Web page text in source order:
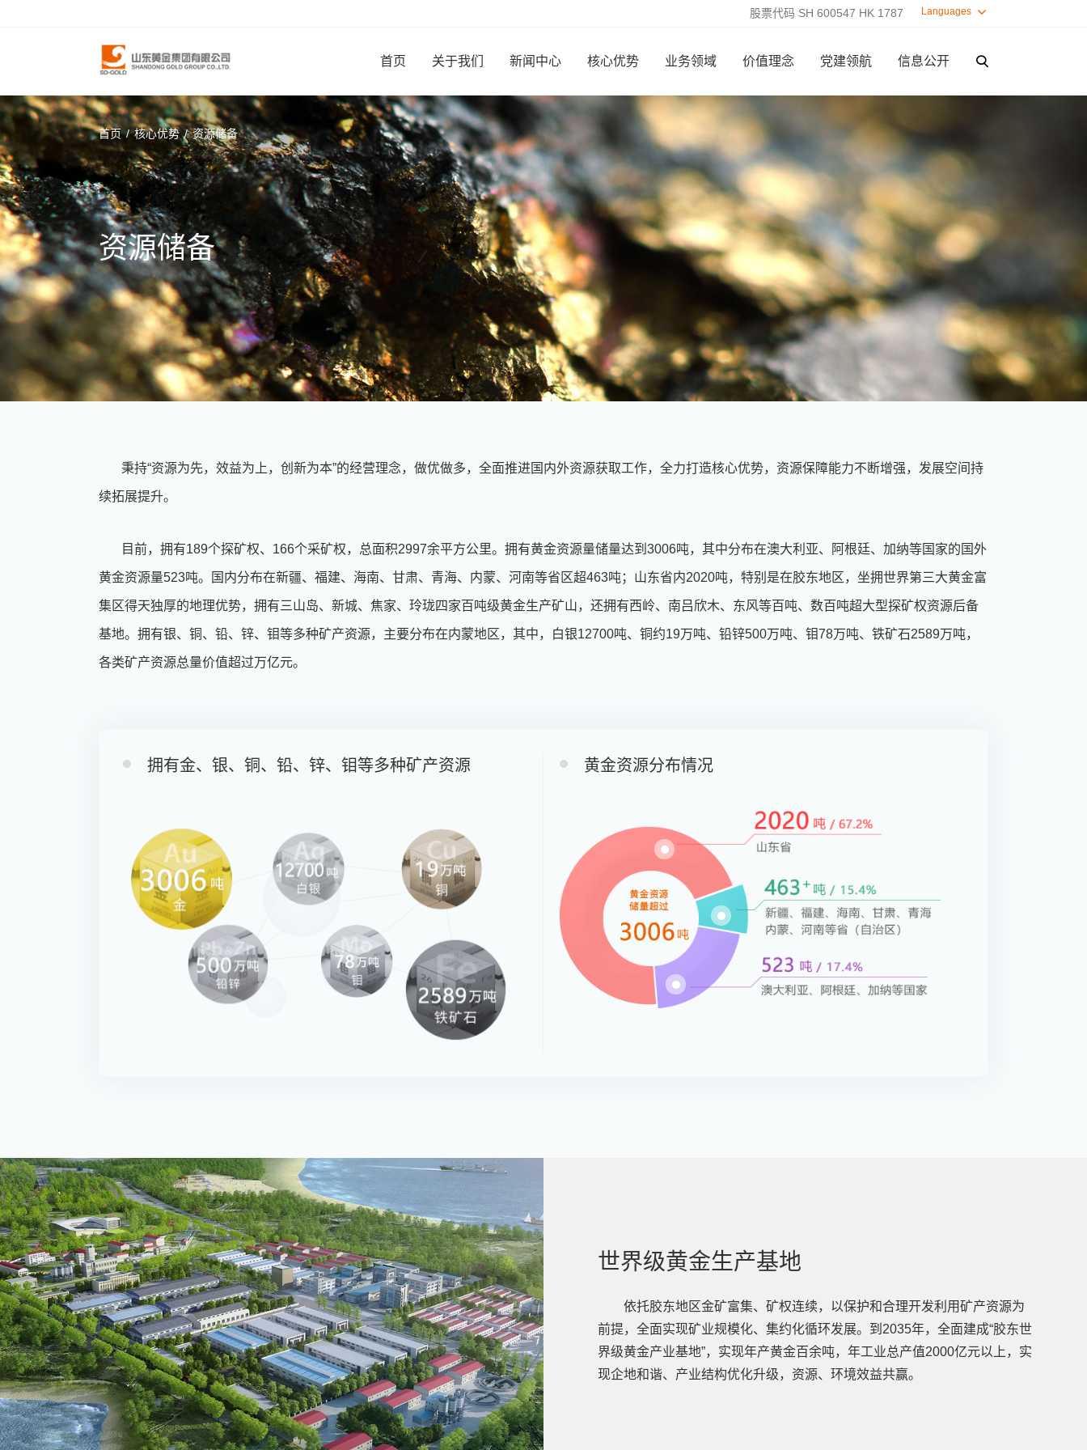
Languages 
股票代码 SH 600547 HK 1787

首页 关于我们 新闻中心 核心优势 业务领域 价值理念 党建领航 信息公开
首页 / 核心优势 / 资源储备
资源储备
秉持“资源为先，效益为上，创新为本”的经营理念，做优做多，全面推进国内外资源获取工作，全力打造核心优势，资源保障能力不断增强，发展空间持
续拓展提升。
目前，拥有189个探矿权、166个采矿权，总面积2997余平方公里。拥有黄金资源量储量达到3006吨，其中分布在澳大利亚、阿根廷、加纳等国家的国外
黄金资源量523吨。国内分布在新疆、福建、海南、甘肃、青海、内蒙、河南等省区超463吨；山东省内2020吨，特别是在胶东地区，坐拥世界第三大黄金富
集区得天独厚的地理优势，拥有三山岛、新城、焦家、玲珑四家百吨级黄金生产矿山，还拥有西岭、南吕欣木、东风等百吨、数百吨超大型探矿权资源后备
基地。拥有银、铜、铅、锌、钼等多种矿产资源，主要分布在内蒙地区，其中，白银12700吨、铜约19万吨、铅锌500万吨、钼78万吨、铁矿石2589万吨，
各类矿产资源总量价值超过万亿元。
拥有金、银、铜、铅、锌、钼等多种矿产资源 黄金资源分布情况
世界级黄金生产基地
依托胶东地区金矿富集、矿权连续，以保护和合理开发利用矿产资源为
前提，全面实现矿业规模化、集约化循环发展。到2035年，全面建成“胶东世
界级黄金产业基地”，实现年产黄金百余吨，年工业总产值2000亿元以上，实
现企地和谐、产业结构优化升级，资源、环境效益共赢。